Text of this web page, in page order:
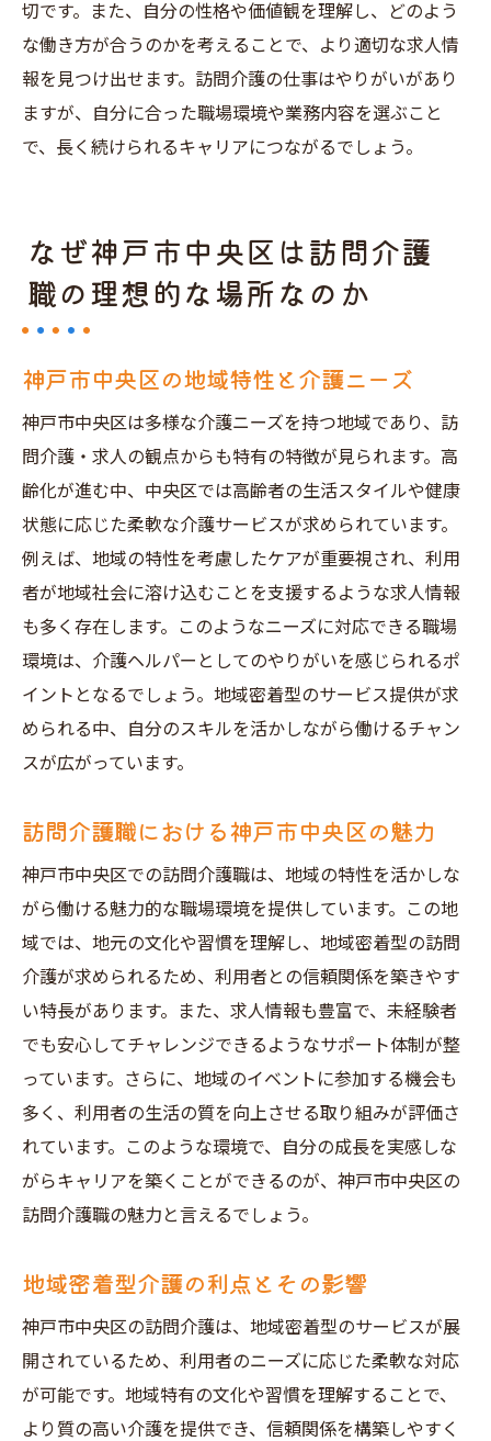
切です。また、自分の性格や価値観を理解し、どのよう
な働き方が合うのかを考えることで、より適切な求人情
報を見つけ出せます。訪問介護の仕事はやりがいがあり
ますが、自分に合った職場環境や業務内容を選ぶこと
で、長く続けられるキャリアにつながるでしょう。
なぜ神戸市中央区は訪問介護
職の理想的な場所なのか
神戸市中央区の地域特性と介護ニーズ
神戸市中央区は多様な介護ニーズを持つ地域であり、訪
問介護・求人の観点からも特有の特徴が見られます。高
齢化が進む中、中央区では高齢者の生活スタイルや健康
状態に応じた柔軟な介護サービスが求められています。
例えば、地域の特性を考慮したケアが重要視され、利用
者が地域社会に溶け込むことを支援するような求人情報
も多く存在します。このようなニーズに対応できる職場
環境は、介護ヘルパーとしてのやりがいを感じられるポ
イントとなるでしょう。地域密着型のサービス提供が求
められる中、自分のスキルを活かしながら働けるチャン
スが広がっています。
訪問介護職における神戸市中央区の魅力
神戸市中央区での訪問介護職は、地域の特性を活かしな
がら働ける魅力的な職場環境を提供しています。この地
域では、地元の文化や習慣を理解し、地域密着型の訪問
介護が求められるため、利用者との信頼関係を築きやす
い特長があります。また、求人情報も豊富で、未経験者
でも安心してチャレンジできるようなサポート体制が整
っています。さらに、地域のイベントに参加する機会も
多く、利用者の生活の質を向上させる取り組みが評価さ
れています。このような環境で、自分の成長を実感しな
がらキャリアを築くことができるのが、神戸市中央区の
訪問介護職の魅力と言えるでしょう。
地域密着型介護の利点とその影響
神戸市中央区の訪問介護は、地域密着型のサービスが展
開されているため、利用者のニーズに応じた柔軟な対応
が可能です。地域特有の文化や習慣を理解することで、
より質の高い介護を提供でき、信頼関係を構築しやすく